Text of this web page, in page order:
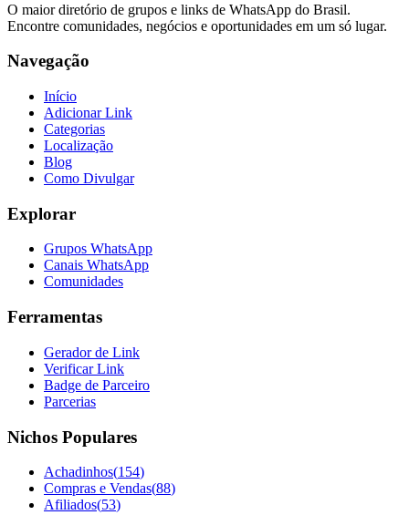
O maior diretório de grupos e links de WhatsApp do Brasil.
Encontre comunidades, negócios e oportunidades em um só lugar.
Navegação
Início
Adicionar Link
Categorias
Localização
Blog
Como Divulgar
Explorar
Grupos WhatsApp
Canais WhatsApp
Comunidades
Ferramentas
Gerador de Link
Verificar Link
Badge de Parceiro
Parcerias
Nichos Populares
Achadinhos(154)
Compras e Vendas(88)
Afiliados(53)